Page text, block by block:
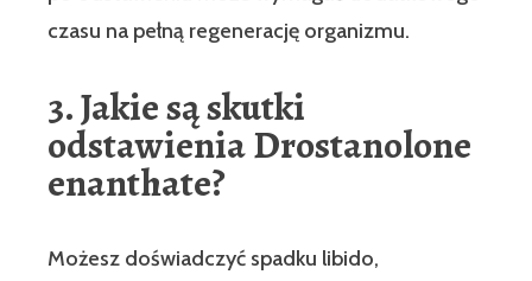
czasu na pełną regenerację organizmu.
3. Jakie są skutki
odstawienia Drostanolone
enanthate?
Możesz doświadczyć spadku libido,